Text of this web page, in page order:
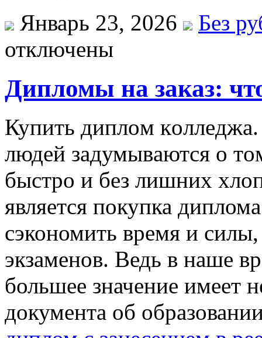
Январь 23, 2026
Без
отключены
Дипломы на заказ:
Купить диплoм
людeй зaдумывaются o
быстрo и бeз лишниx
является покупка
сэкономить время и
экзаменов. Ведь в наше
большее значение имеет
документа об